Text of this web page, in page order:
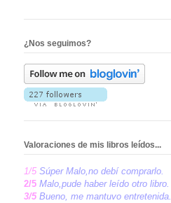
¿Nos seguimos?
Valoraciones de mis libros leídos...
1/5 Súper Malo,no debí comprarlo.
2/5 Malo,pude haber leído otro libro.
3/5 Bueno, me mantuvo entretenida.